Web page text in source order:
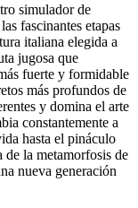
simulador de
fascinantes etapas
italiana elegida a
jugosa que
fuerte y formidable
más profundos de
y domina el arte
constantemente a
hasta el pináculo
la metamorfosis de
nueva generación